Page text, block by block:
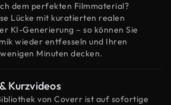
dem perfekten Filmmaterial?
Lücke mit kuratierten realen
KI-Generierung – so können Sie
wieder entfesseln und Ihren
Minuten decken.
Kurzvideos
von Coverr ist auf sofortige